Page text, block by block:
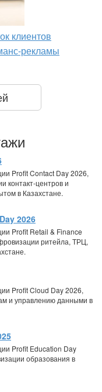
клиентов
рекламы
Profit Contact Day 2026,
контакт-центров и
в Казахстане.
2026
Profit Retail & Finance
ритейла, ТРЦ,
Profit Cloud Day 2026,
и управлению данными в
Profit Education Day
образования в